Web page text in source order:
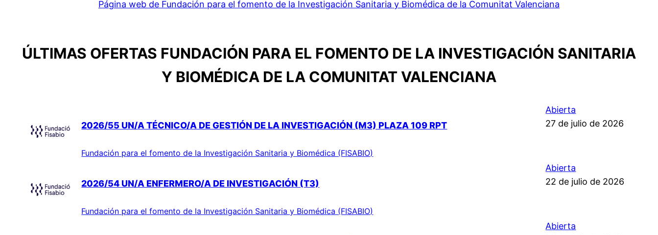
Página web de Fundación para el fomento de la Investigación Sanitaria y Biomédica de la Comunitat Valenciana
ÚLTIMAS OFERTAS FUNDACIÓN PARA EL FOMENTO DE LA INVESTIGACIÓN SANITARIA
Y BIOMÉDICA DE LA COMUNITAT VALENCIANA
2026/55 UN/A TÉCNICO/A DE GESTIÓN DE LA INVESTIGACIÓN (M3) PLAZA 109 RPT
Fundación para el fomento de la Investigación Sanitaria y Biomédica (FISABIO)
Abierta
27 de julio de 2026
2026/54 UN/A ENFERMERO/A DE INVESTIGACIÓN (T3)
Fundación para el fomento de la Investigación Sanitaria y Biomédica (FISABIO)
Abierta
22 de julio de 2026
Abierta